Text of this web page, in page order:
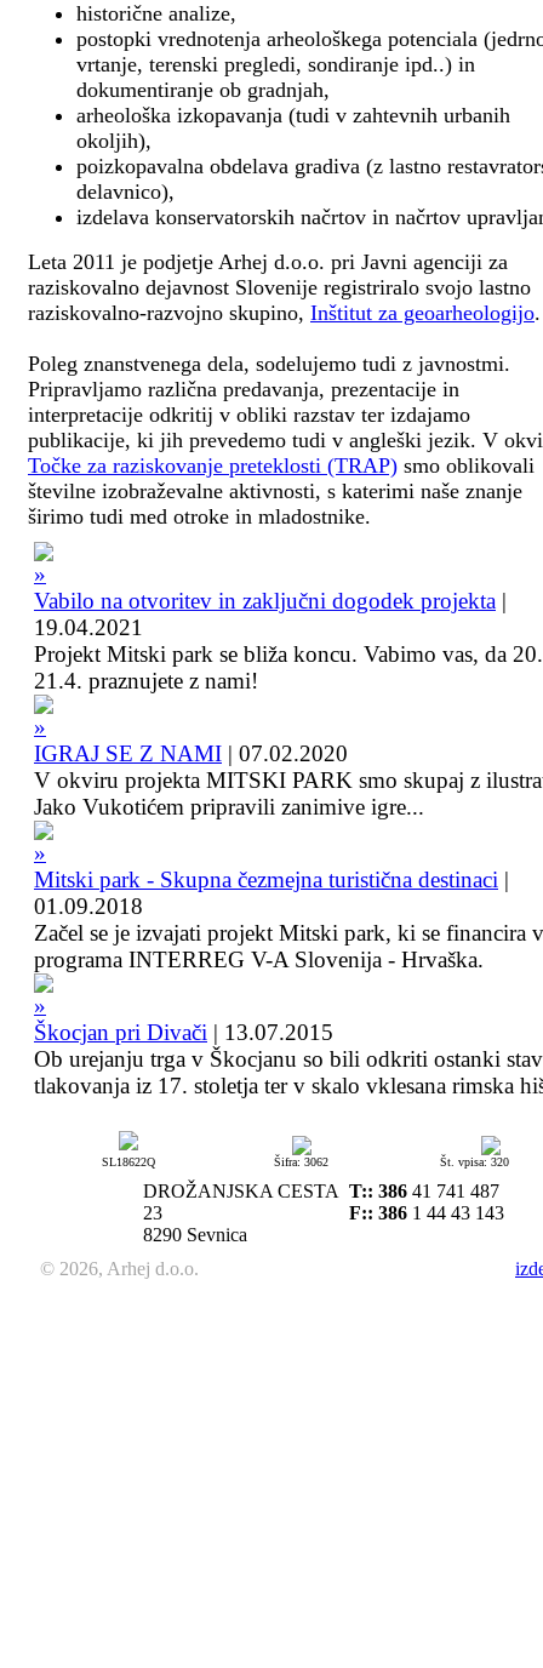
historične analize,
postopki vrednotenja arheološkega potenciala
vrtanje, terenski pregledi, sondiranje ipd..) in
dokumentiranje ob gradnjah,
arheološka izkopavanja (tudi v zahtevnih urbanih
okoljih),
poizkopavalna obdelava gradiva (z lastno
delavnico),
izdelava konservatorskih načrtov in načrtov
Leta 2011 je podjetje Arhej d.o.o. pri Javni agenciji za
raziskovalno dejavnost Slovenije registriralo svojo lastno
raziskovalno-razvojno skupino, Inštitut za geoarheologijo.
Poleg znanstvenega dela, sodelujemo tudi z javnostmi.
Pripravljamo različna predavanja, prezentacije in
interpretacije odkritij v obliki razstav ter izdajamo
publikacije, ki jih prevedemo tudi v angleški jezik. V
Točke za raziskovanje preteklosti (TRAP) smo oblikovali
številne izobraževalne aktivnosti, s katerimi naše znanje
širimo tudi med otroke in mladostnike.
Vabilo na otvoritev in zaključni dogodek projekta |
19.04.2021
Projekt Mitski park se bliža koncu. Vabimo vas, da
21.4. praznujete z nami!
IGRAJ SE Z NAMI | 07.02.2020
V okviru projekta MITSKI PARK smo skupaj z
Jako Vukotićem pripravili zanimive igre...
Mitski park - Skupna čezmejna turistična destinaci |
01.09.2018
Začel se je izvajati projekt Mitski park, ki se financira
programa INTERREG V-A Slovenija - Hrvaška.
Škocjan pri Divači | 13.07.2015
Ob urejanju trga v Škocjanu so bili odkriti ostanki
tlakovanja iz 17. stoletja ter v skalo vklesana rimska
SL18622Q Šifra: 3062 Št. vpisa: 320
DROŽANJSKA CESTA
23
8290 Sevnica
T:: 386 41 741 487
F:: 386 1 44 43 143
© 2026, Arhej d.o.o.